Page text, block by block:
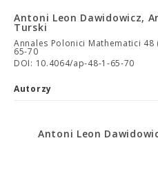
Antoni Leon Dawidowicz,
Turski
Annales Polonici Mathematici 48
65-70
DOI: 10.4064/ap-48-1-65-70
Autorzy
Antoni Leon